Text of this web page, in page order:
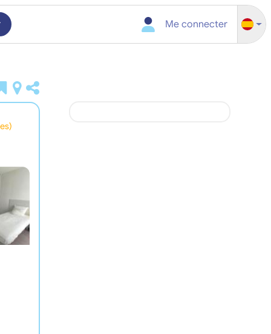
Me connecter